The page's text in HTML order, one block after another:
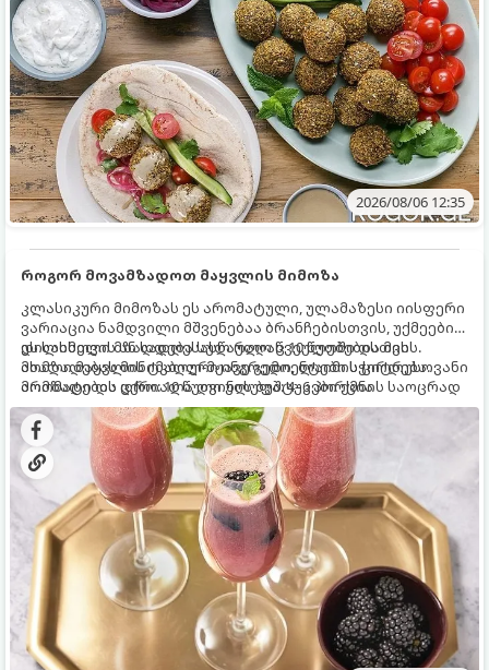
2026/08/06 12:35
როგორ მოვამზადოთ მაყვლის მიმოზა
კლასიკური მიმოზას ეს არომატული, ულამაზესი იისფერი
ვარიაცია ნამდვილი მშვენებაა ბრანჩებისთვის, უქმეების
დილისთვის ან სადღესასწაულო წვეულებებისთვის.
ახალი მაყვლის ტკბილ-მჟავე გემო, ლაიმის ციტრუსოვანი
არომატი და ცქრიალა ღვინის ბუშტუკები ქმნის საოცრად
დახვეწილ და მაგრილებელ კოქტეილს.
ეს სასმელი მზადდება სულ რაღაც 10 წუთში და მის
მომზადებას მინიმალური ინგრედიენტები სჭირდება.
მომზადების დრო: 10 წუთი ულუფა: 4–6 პორცია